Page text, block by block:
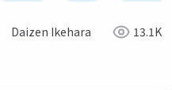
Daizen Ikehara 13.1K